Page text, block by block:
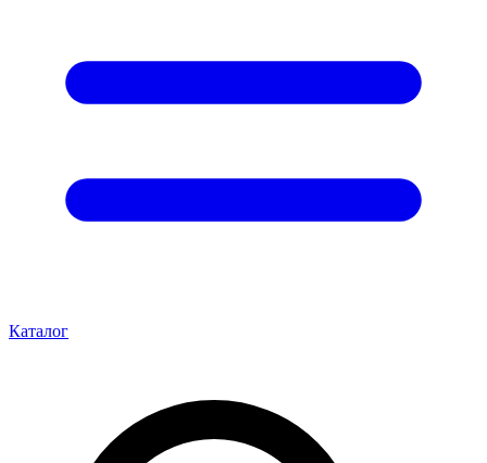
Каталог